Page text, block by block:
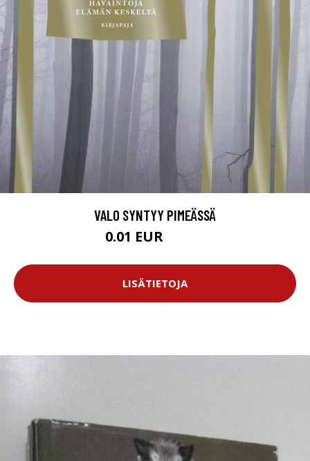
VALO SYNTYY PIMEÄSSÄ
0.01 EUR
LISÄTIETOJA